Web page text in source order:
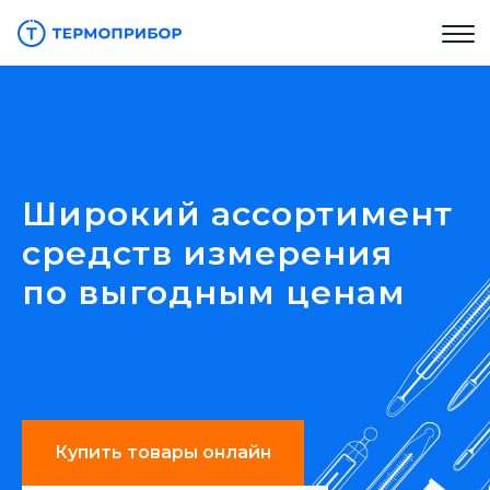
Широкий ассортимент
средств измерения
по выгодным ценам
Купить товары онлайн